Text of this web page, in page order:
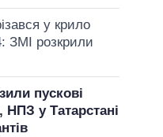
у крило
ЗМІ розкрили
пускові
НПЗ у Татарстані